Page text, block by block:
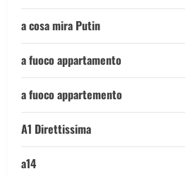
a cosa mira Putin
a fuoco appartamento
a fuoco appartemento
A1 Direttissima
a14